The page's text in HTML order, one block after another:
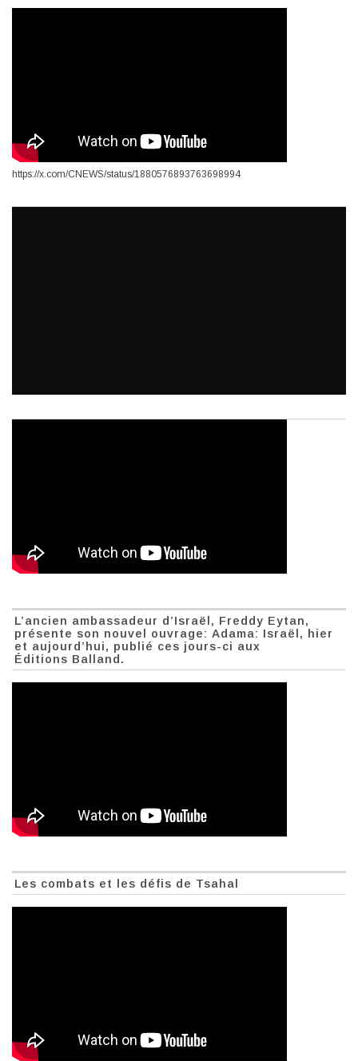
https://x.com/CNEWS/status/1880576893763698994
L’ancien ambassadeur d’Israël, Freddy Eytan,
présente son nouvel ouvrage: Adama: Israël, hier
et aujourd’hui, publié ces jours-ci aux
Éditions Balland.
Les combats et les défis de Tsahal